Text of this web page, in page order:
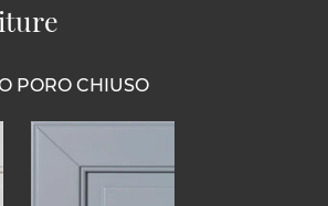
PORO CHIUSO